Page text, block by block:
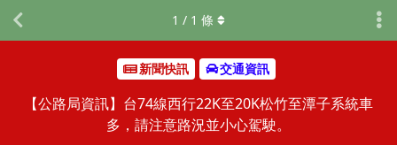
新聞快訊 交通資訊
【公路局資訊】台74線西行22K至20K松竹至潭子系統車
多，請注意路況並小心駕駛。
1 / 1 條